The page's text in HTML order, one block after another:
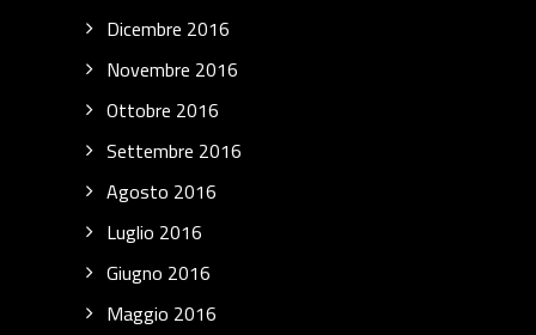
Dicembre 2016
Novembre 2016
Ottobre 2016
Settembre 2016
Agosto 2016
Luglio 2016
Giugno 2016
Maggio 2016